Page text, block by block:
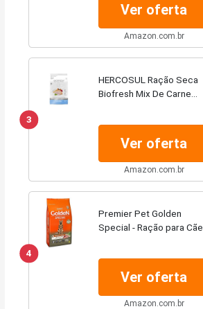
Ver oferta
Amazon.com.br
3
HERCOSUL Ração Seca
Biofresh Mix De Carne
Ver oferta
Amazon.com.br
4
Premier Pet Golden
Special - Ração para Cães
Ver oferta
Amazon.com.br